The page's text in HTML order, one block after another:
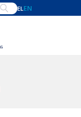
ELEN